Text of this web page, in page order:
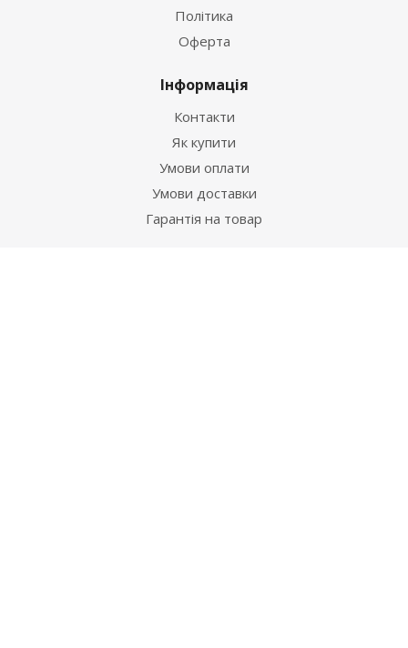
Політика
Оферта
Інформація
Контакти
Як купити
Умови оплати
Умови доставки
Гарантія на товар